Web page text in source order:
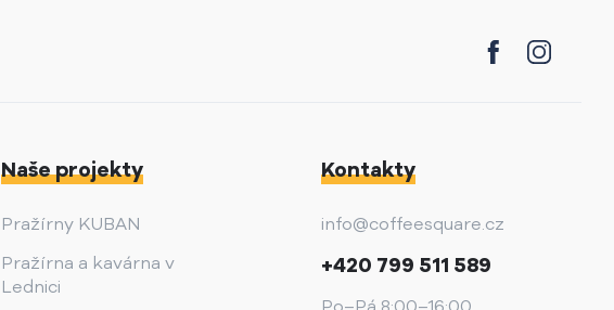
Naše projekty
Pražírny KUBAN
Pražírna a kavárna v
Lednici
Kontakty
info@coffeesquare.cz
+420 799 511 589